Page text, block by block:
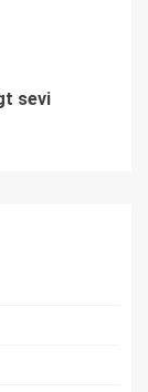
sevi